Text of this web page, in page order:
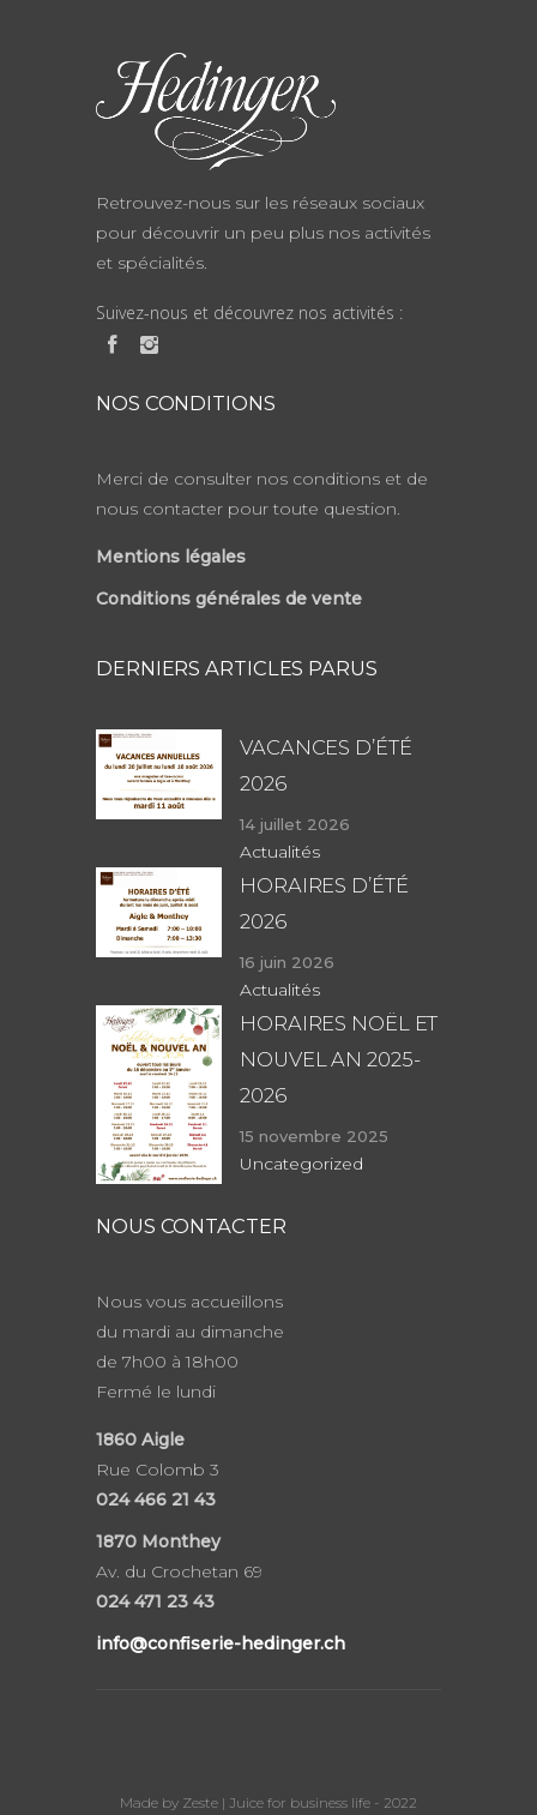
Retrouvez-nous sur les réseaux sociaux
pour découvrir un peu plus nos activités
et spécialités.
Suivez-nous et découvrez nos activités :
NOS CONDITIONS
Merci de consulter nos conditions et de
nous contacter pour toute question.
Mentions légales
Conditions générales de vente
DERNIERS ARTICLES PARUS
VACANCES D’ÉTÉ
2026
14 juillet 2026
Actualités
HORAIRES D’ÉTÉ
2026
16 juin 2026
Actualités
HORAIRES NOËL ET
NOUVEL AN 2025-
2026
15 novembre 2025
Uncategorized
NOUS CONTACTER
Nous vous accueillons
du mardi au dimanche
de 7h00 à 18h00
Fermé le lundi
1860 Aigle
Rue Colomb 3
024 466 21 43
1870 Monthey
Av. du Crochetan 69
024 471 23 43
info@confiserie-hedinger.ch
Made by Zeste | Juice for business life - 2022